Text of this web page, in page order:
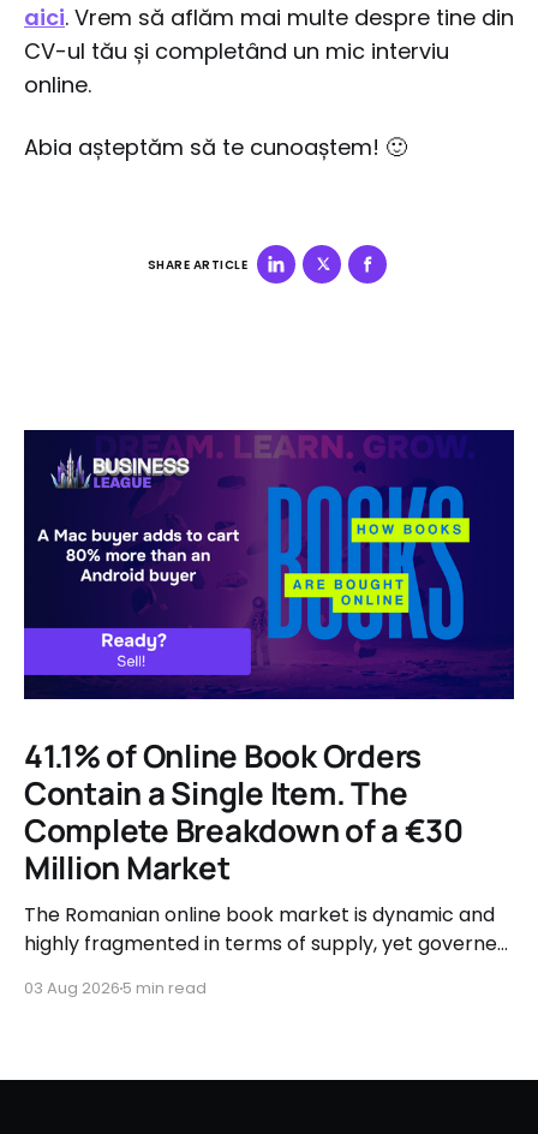
aici. Vrem să aflăm mai multe despre tine din
CV-ul tău și completând un mic interviu
online.
Abia așteptăm să te cunoaștem! 🙂
SHARE ARTICLE
41.1% of Online Book Orders
Contain a Single Item. The
Complete Breakdown of a €30
Million Market
The Romanian online book market is dynamic and
highly fragmented in terms of supply, yet governed
user behavior.
03 Aug 2026 5 min read